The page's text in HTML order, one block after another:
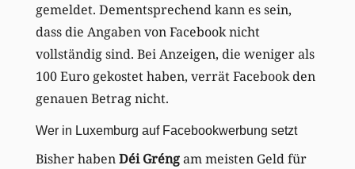
gemeldet. Dementsprechend kann es sein,
dass die Angaben von Facebook nicht
vollständig sind. Bei Anzeigen, die weniger als
100 Euro gekostet haben, verrät Facebook den
genauen Betrag nicht.
Wer in Luxemburg auf Facebookwerbung setzt
Bisher habenDéi Gréngam meisten Geld für